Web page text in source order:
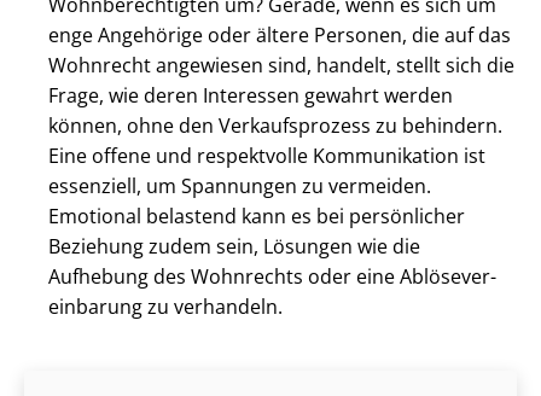
enge Angehörige oder ältere Personen, die auf das
Wohnrecht angewiesen sind, handelt, stellt sich die
Frage, wie deren Interessen gewahrt werden
können, ohne den Verkaufsprozess zu behindern.
Eine offene und respektvolle Kommunikation ist
essenziell, um Spannungen zu vermeiden.
Emotional belastend kann es bei persönlicher
Beziehung zudem sein, Lösungen wie die
Aufhebung des Wohnrechts oder eine Ab­lö­se­ver­
ein­ba­rung zu verhandeln.